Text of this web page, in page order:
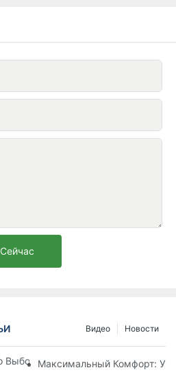
Новости
Видео
Выбору Идеального Пляжного
Максимальный Комфорт: